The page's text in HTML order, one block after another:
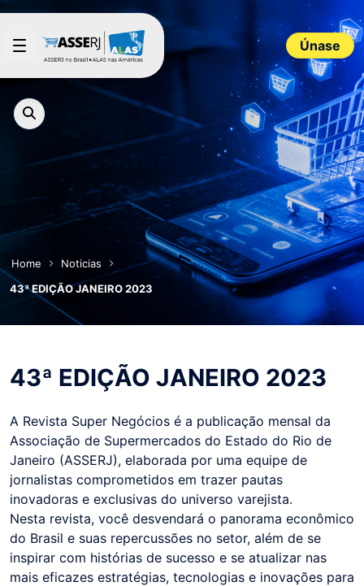
Saltar al contenido principal
Únase
Home
Noticias
43ª EDIÇÃO JANEIRO 2023
43ª EDIÇÃO JANEIRO 2023
A Revista Super Negócios é a publicação mensal da
Associação de Supermercados do Estado do Rio de
Janeiro (ASSERJ), elaborada por uma equipe de
jornalistas comprometidos em trazer pautas
inovadoras e exclusivas do universo varejista.
Nesta revista, você desvendará o panorama econômico
do Brasil e suas repercussões no setor, além de se
inspirar com histórias de sucesso e se atualizar nas
mais eficazes estratégias, tecnologias e inovações para